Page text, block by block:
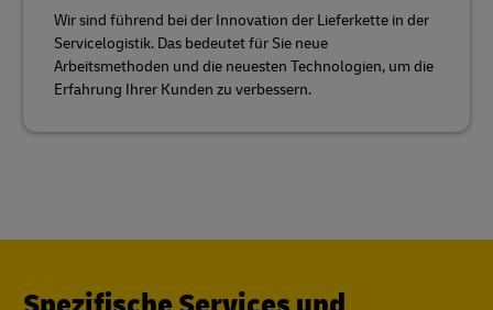
Wir sind führend bei der Innovation der Lieferkette in der
Servicelogistik. Das bedeutet für Sie neue
Arbeitsmethoden und die neuesten Technologien, um die
Erfahrung Ihrer Kunden zu verbessern.